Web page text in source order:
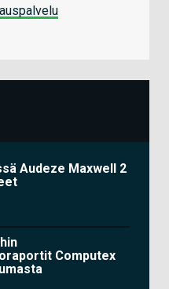
Audeze Maxwell 2
Computex